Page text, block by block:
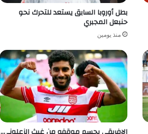
بطل أوروبا السابق يستعد للتحرك نحو
حنبعل المجبري
منذ يومين